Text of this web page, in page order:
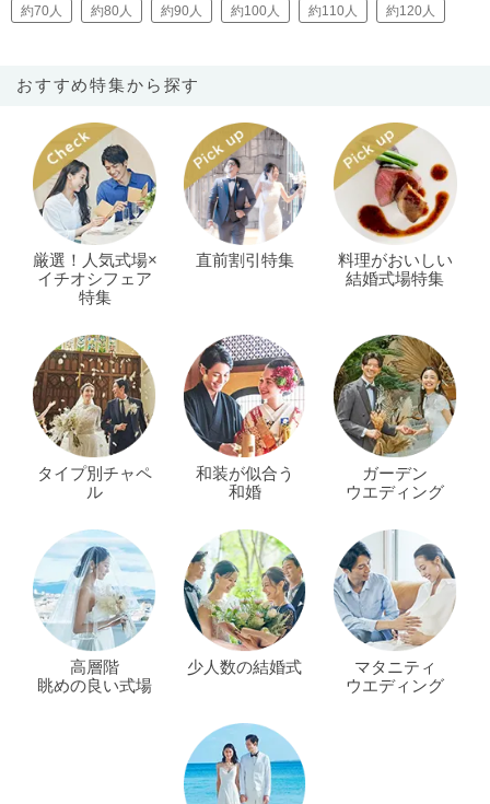
約70人 約80人 約90人 約100人 約110人 約120人
おすすめ特集から探す
厳選！人気式場×
イチオシフェア
特集
直前割引特集
料理がおいしい
結婚式場特集
タイプ別チャペ
ル
和装が似合う
和婚
ガーデン
ウエディング
高層階
眺めの良い式場
少人数の結婚式
マタニティ
ウエディング